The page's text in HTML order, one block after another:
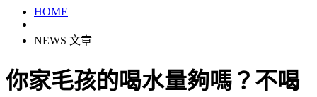
HOME
NEWS 文章
你家毛孩的喝水量夠嗎？不喝